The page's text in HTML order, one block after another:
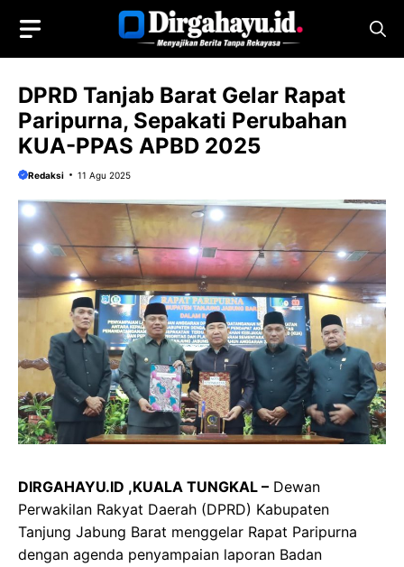
isi
DPRD Tanjab Barat Gelar Rapat
Paripurna, Sepakati Perubahan
KUA-PPAS APBD 2025
Redaksi 11 Agu 2025
DIRGAHAYU.ID ,KUALA TUNGKAL – Dewan
Perwakilan Rakyat Daerah (DPRD) Kabupaten
Tanjung Jabung Barat menggelar Rapat Paripurna
dengan agenda penyampaian laporan Badan